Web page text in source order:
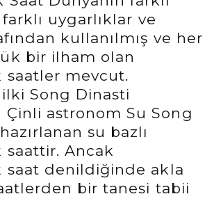
uygarlıklar ve
kullanılmış ve her
bir ilham olan
saatler mevcut.
Song Dinasti
Çinli astronom Su Song
su bazlı
saattir. Ancak
saat denildiğinde akla
bir tanesi tabii